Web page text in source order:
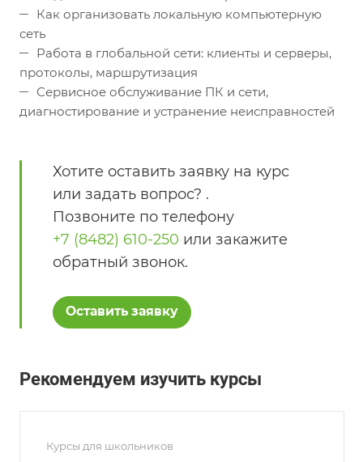
Как организовать локальную компьютерную
сеть
Работа в глобальной сети: клиенты и серверы,
протоколы, маршрутизация
Сервисное обслуживание ПК и сети,
диагностирование и устранение неисправностей
Хотите оставить заявку на курс
или задать вопрос? .
Позвоните по телефону
+7 (8482) 610-250 или закажите
обратный звонок.
Оставить заявку
Рекомендуем изучить курсы
Курсы для школьников